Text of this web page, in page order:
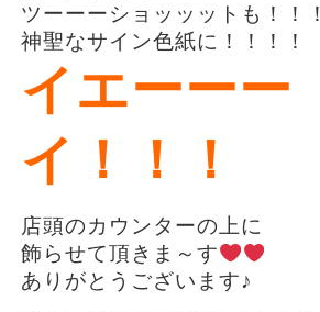
ツーーーショッッットも！！！
神聖なサイン色紙に！！！！
イエーーー
イ！！！
店頭のカウンターの上に
飾らせて頂きま～す
ありがとうございます♪